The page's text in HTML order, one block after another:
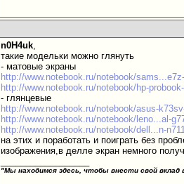
n0H4uk,
такие модельки можно глянуть
- матовые экраны
http://www.notebook.ru/notebook/
http://www.notebook.ru/notebook/hp-
- глянцевые
http://www.notebook.ru/notebook/asus-
http://www.notebook.ru/notebook/leno...al-
http://www.notebook.ru/notebook/dell...n-
на этих и поработать и поиграть без
изображения,в делле экран немного
"Мы находимся здесь, чтобы внести свой